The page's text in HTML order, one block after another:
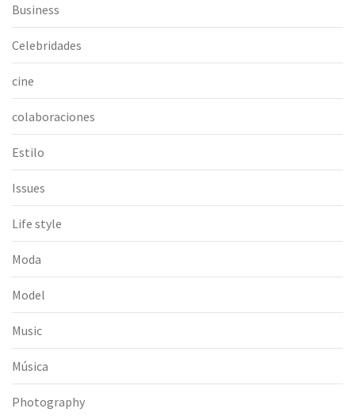
Business
Celebridades
cine
colaboraciones
Estilo
Issues
Life style
Moda
Model
Music
Música
Photography